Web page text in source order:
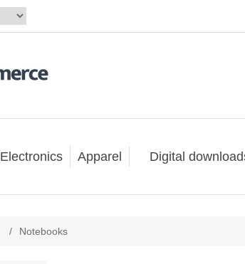
Electronics Apparel Digital
/ Notebooks